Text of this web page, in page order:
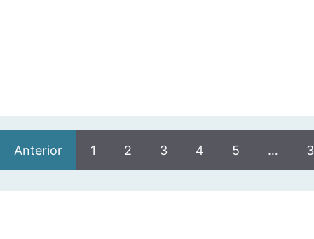
Anterior 1 2 3 4 5 …